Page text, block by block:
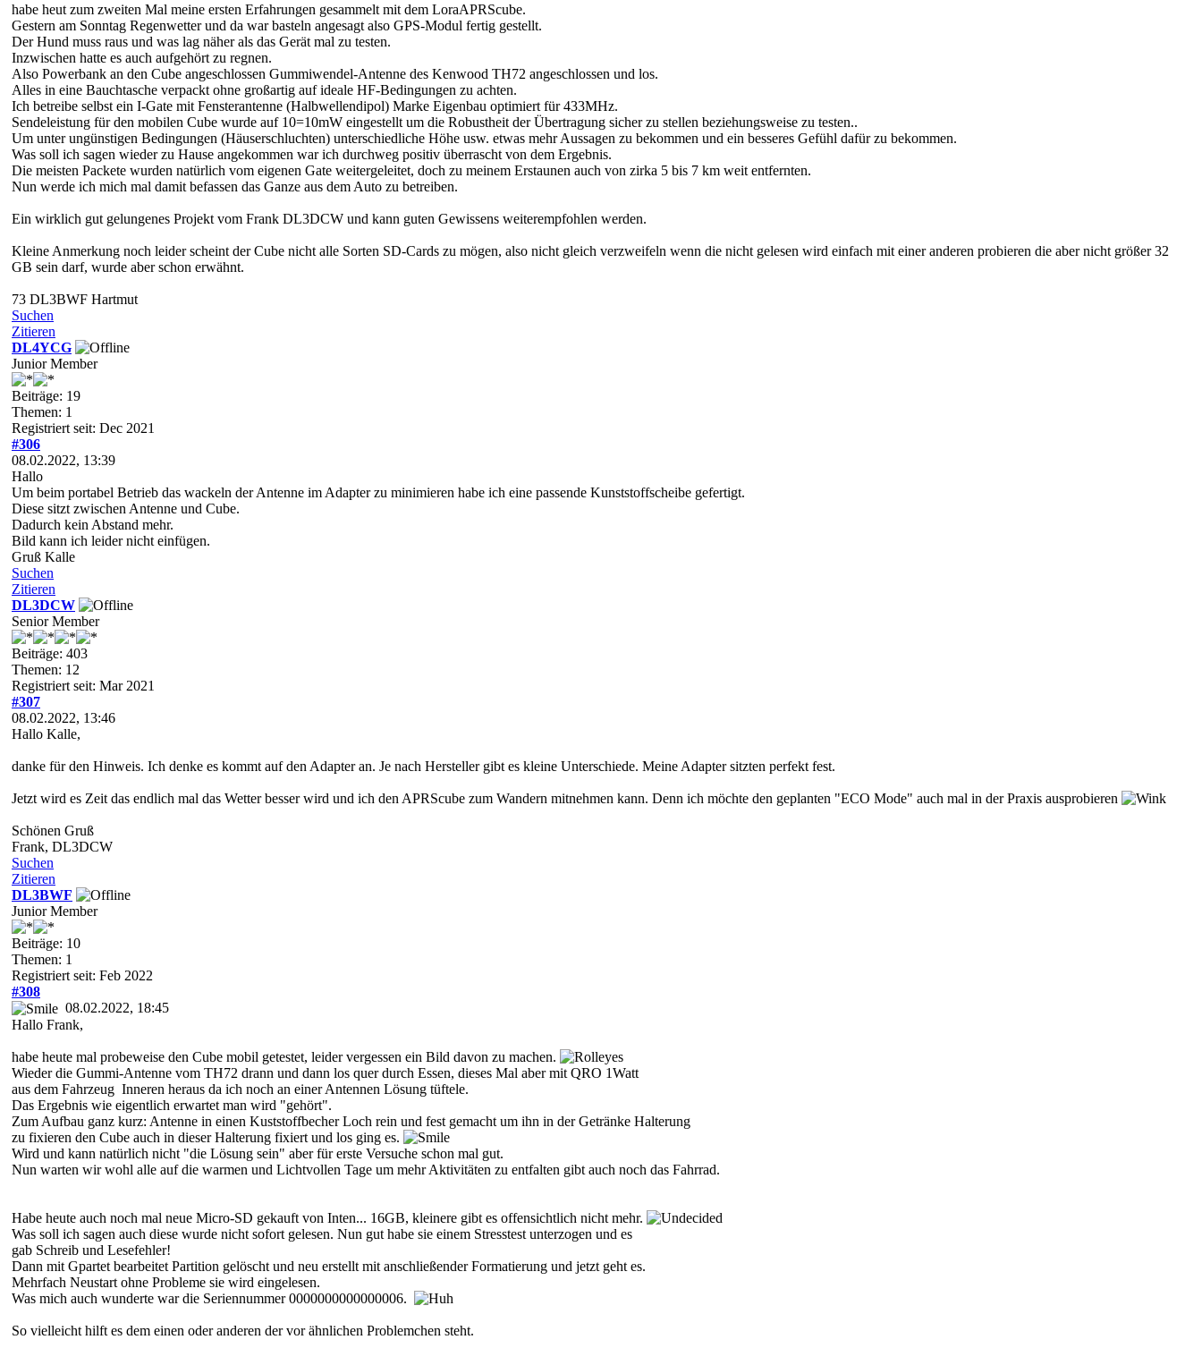
habe heut zum zweiten Mal meine ersten Erfahrungen gesammelt mit dem LoraAPRScube.
Gestern am Sonntag Regenwetter und da war basteln angesagt also GPS-Modul fertig gestellt.
Der Hund muss raus und was lag näher als das Gerät mal zu testen.
Inzwischen hatte es auch aufgehört zu regnen.
Also Powerbank an den Cube angeschlossen Gummiwendel-Antenne des Kenwood TH72 angeschlossen und los.
Alles in eine Bauchtasche verpackt ohne großartig auf ideale HF-Bedingungen zu achten.
Ich betreibe selbst ein I-Gate mit Fensterantenne (Halbwellendipol) Marke Eigenbau optimiert für 433MHz.
Sendeleistung für den mobilen Cube wurde auf 10=10mW eingestellt um die Robustheit der Übertragung sicher zu stellen beziehungsweise zu testen..
Um unter ungünstigen Bedingungen (Häuserschluchten) unterschiedliche Höhe usw. etwas mehr Aussagen zu bekommen und ein besseres Gefühl dafür zu bekommen.
Was soll ich sagen wieder zu Hause angekommen war ich durchweg positiv überrascht von dem Ergebnis.
Die meisten Packete wurden natürlich vom eigenen Gate weitergeleitet, doch zu meinem Erstaunen auch von zirka 5 bis 7 km weit entfernten.
Nun werde ich mich mal damit befassen das Ganze aus dem Auto zu betreiben.
Ein wirklich gut gelungenes Projekt vom Frank DL3DCW und kann guten Gewissens weiterempfohlen werden.
Kleine Anmerkung noch leider scheint der Cube nicht alle Sorten SD-Cards zu mögen, also nicht gleich verzweifeln wenn die nicht gelesen wird einfach mit einer anderen probieren die aber nicht größer 32
GB sein darf, wurde aber schon erwähnt.
73 DL3BWF Hartmut
Suchen
Zitieren
DL4YCG
Junior Member
Beiträge: 19
Themen: 1
Registriert seit: Dec 2021
#306
08.02.2022, 13:39
Hallo
Um beim portabel Betrieb das wackeln der Antenne im Adapter zu minimieren habe ich eine passende Kunststoffscheibe gefertigt.
Diese sitzt zwischen Antenne und Cube.
Dadurch kein Abstand mehr.
Bild kann ich leider nicht einfügen.
Gruß Kalle
Suchen
Zitieren
DL3DCW
Senior Member
Beiträge: 403
Themen: 12
Registriert seit: Mar 2021
#307
08.02.2022, 13:46
Hallo Kalle,
danke für den Hinweis. Ich denke es kommt auf den Adapter an. Je nach Hersteller gibt es kleine Unterschiede. Meine Adapter sitzten perfekt fest.
Jetzt wird es Zeit das endlich mal das Wetter besser wird und ich den APRScube zum Wandern mitnehmen kann. Denn ich möchte den geplanten "ECO Mode" auch mal in der Praxis ausprobieren
Schönen Gruß
Frank, DL3DCW
Suchen
Zitieren
DL3BWF
Junior Member
Beiträge: 10
Themen: 1
Registriert seit: Feb 2022
#308
08.02.2022, 18:45
Hallo Frank,
habe heute mal probeweise den Cube mobil getestet, leider vergessen ein Bild davon zu machen.
Wieder die Gummi-Antenne vom TH72 drann und dann los quer durch Essen, dieses Mal aber mit QRO 1Watt
aus dem Fahrzeug Inneren heraus da ich noch an einer Antennen Lösung tüftele.
Das Ergebnis wie eigentlich erwartet man wird "gehört".
Zum Aufbau ganz kurz: Antenne in einen Kuststoffbecher Loch rein und fest gemacht um ihn in der Getränke Halterung
zu fixieren den Cube auch in dieser Halterung fixiert und los ging es.
Wird und kann natürlich nicht "die Lösung sein" aber für erste Versuche schon mal gut.
Nun warten wir wohl alle auf die warmen und Lichtvollen Tage um mehr Aktivitäten zu entfalten gibt auch noch das Fahrrad.
Habe heute auch noch mal neue Micro-SD gekauft von Inten... 16GB, kleinere gibt es offensichtlich nicht mehr.
Was soll ich sagen auch diese wurde nicht sofort gelesen. Nun gut habe sie einem Stresstest unterzogen und es
gab Schreib und Lesefehler!
Dann mit Gpartet bearbeitet Partition gelöscht und neu erstellt mit anschließender Formatierung und jetzt geht es.
Mehrfach Neustart ohne Probleme sie wird eingelesen.
Was mich auch wunderte war die Seriennummer 0000000000000006.
So vielleicht hilft es dem einen oder anderen der vor ähnlichen Problemchen steht.